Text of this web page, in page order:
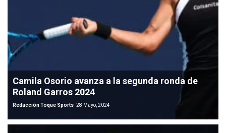
Camila Osorio avanza a la segunda ronda de
Roland Garros 2024
Redacción Toque Sports 28 Mayo, 2024